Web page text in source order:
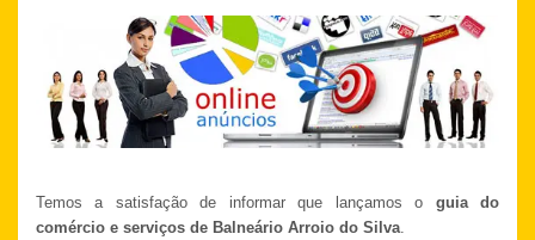
Temos a satisfação de informar que lançamos o guia do
comércio e serviços de Balneário Arroio do Silva